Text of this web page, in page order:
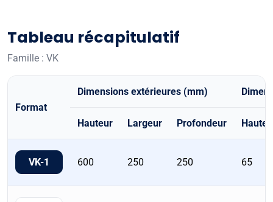
Tableau récapitulatif
Famille : VK
récapitulatif
des
Format
Dimensions extérieures (mm)
Hauteur Largeur Profondeur
VK-1 600 250 250 65